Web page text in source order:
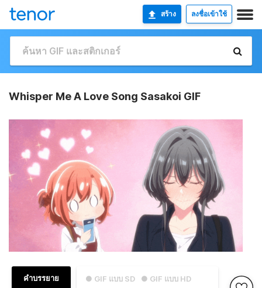
สร้าง ลงชื่อเข้าใช้
Whisper Me A Love Song Sasakoi GIF
● GIF แบบ SD
● GIF แบบ HD
คำบรรยาย